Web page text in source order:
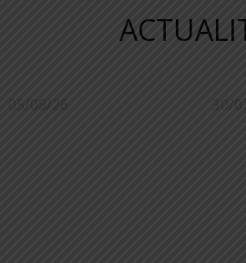
05/08/26 30/